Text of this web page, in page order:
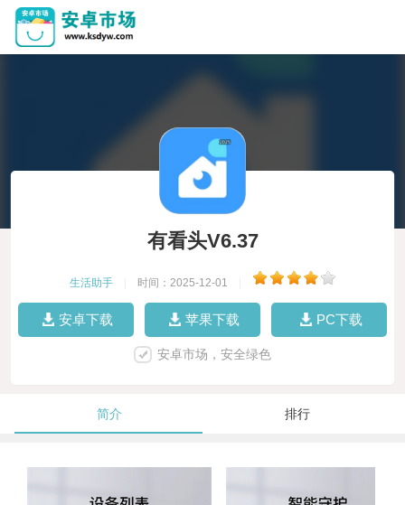
有看头V6.37
生活助手 时间：2025-12-01
安卓下载 苹果下载 PC下载
安卓市场，安全绿色
简介 排行